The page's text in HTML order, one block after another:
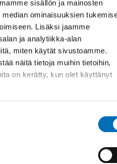
sisällön ja mainosten
ominaisuuksien
Lisäksi jaamme
ja analytiikka-alan
miten käytät sivustoamme.
näitä tietoja muihin tietoihin,
on kerätty, kun olet käyttänyt
uutisia